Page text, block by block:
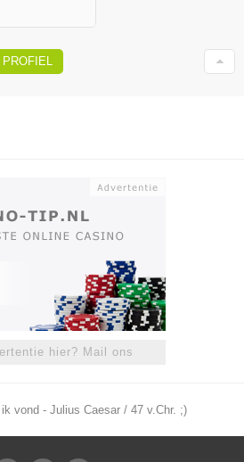
hier? Mail ons
vond - Julius Caesar / 47 v.Chr. ;)